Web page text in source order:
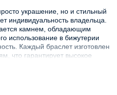
украшение, но и стильный
индивидуальность владельца.
камнем, обладающим
использование в бижутерии
Каждый браслет изготовлен
что гарантирует высокое
из натуральных камней,
других аксессуаров, этот